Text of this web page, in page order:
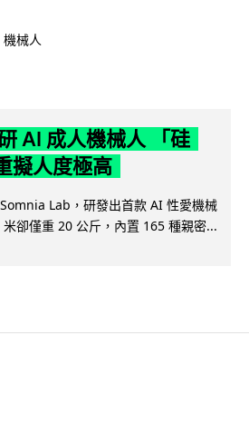
機械人
AI 成人機械人 「硅
擬人度極高
Lab，研發出首款 AI 性愛機械
卻僅重 20 公斤，內置 165 種親密...